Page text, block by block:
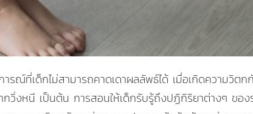
รณ์ที่เด็กไม่สามารถคาดเดาผลลัพธ์ได้ เมื่อเกิดความวิต
วิ่งหนี เป็นต้น การสอนให้เด็กรับรู้ถึงปฏิกิริยาต่างๆ ของ